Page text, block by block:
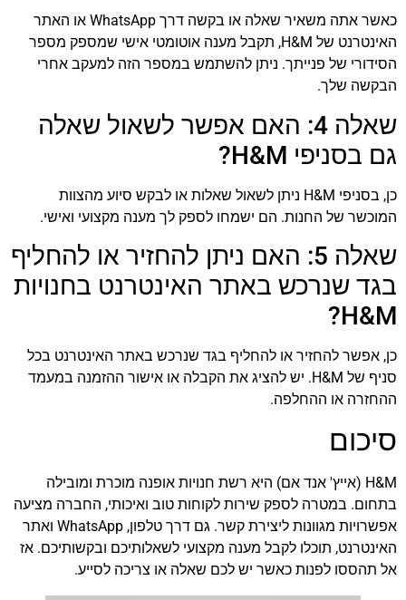
כאשר אתה משאיר שאלה או בקשה דרך WhatsApp או האתר
האינטרנט של H&M, תקבל מענה אוטומטי אישי שמספק מספר
הסידורי של פנייתך. ניתן להשתמש במספר הזה למעקב אחרי
הבקשה שלך.
שאלה 4: האם אפשר לשאול שאלה
גם בסניפי H&M?
כן, בסניפי H&M ניתן לשאול שאלות או לבקש סיוע מהצוות
המוכשר של החנות. הם ישמחו לספק לך מענה מקצועי ואישי.
שאלה 5: האם ניתן להחזיר או להחליף
בגד שנרכש באתר האינטרנט בחנויות
H&M?
כן, אפשר להחזיר או להחליף בגד שנרכש באתר האינטרנט בכל
סניף של H&M. יש להציג את הקבלה או אישור ההזמנה במעמד
ההחזרה או ההחלפה.
סיכום
H&M (אייץ' אנד אם) היא רשת חנויות אופנה מוכרת ומובילה
בתחום. במטרה לספק שירות לקוחות טוב ואיכותי, החברה מציעה
אפשרויות מגוונות ליצירת קשר. גם דרך טלפון, WhatsApp ואתר
האינטרנט, תוכלו לקבל מענה מקצועי לשאלותיכם ובקשותיכם. אז
אל תהססו לפנות כאשר יש לכם שאלה או צריכה לסייע.